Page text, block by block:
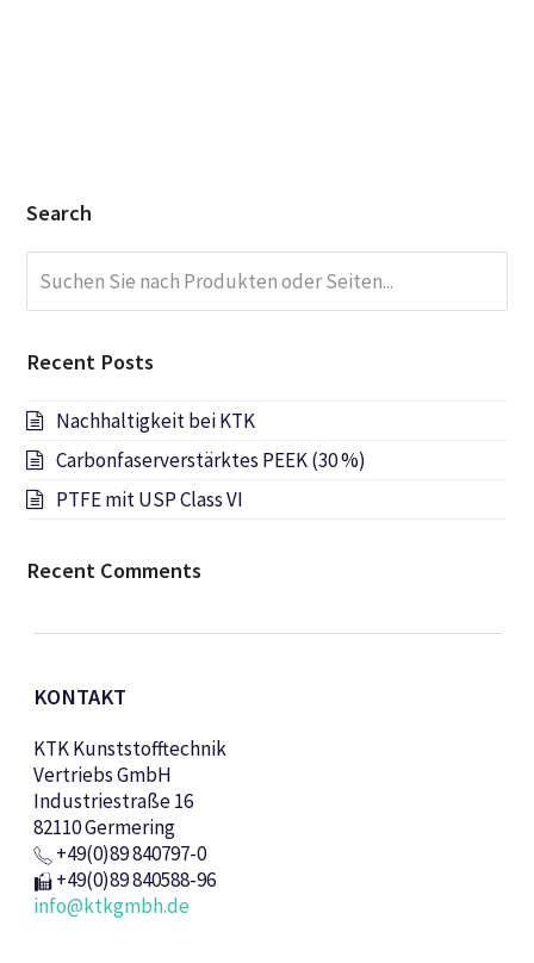
Search
Sie
nach
oder
Recent Posts
Nachhaltigkeit bei KTK
Carbonfaserverstärktes PEEK (30 %)
PTFE mit USP Class VI
Recent Comments
KONTAKT
KTK Kunststofftechnik
Vertriebs GmbH
Industriestraße 16
82110 Germering
+49(0)89 840797-0
+49(0)89 840588-96
info@ktkgmbh.de